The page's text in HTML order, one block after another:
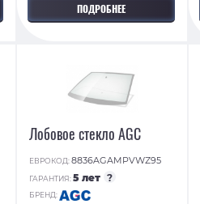
ПОДРОБНЕЕ
Лобовое стекло AGC
ЕВРОКОД:8836AGAMPVWZ95
ГАРАНТИЯ:5 лет ?
БРЕНД: